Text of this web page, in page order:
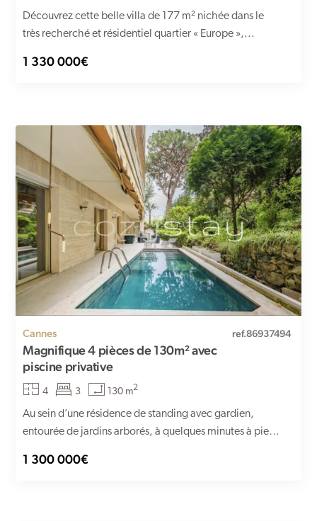
Découvrez cette belle villa de 177 m² nichée dans le
très recherché et résidentiel quartier « Europe »,...
1 330 000€
Cannes ref.86937494
Magnifique 4 pièces de 130m² avec
piscine privative
4 3 130 m2
Au sein d’une résidence de standing avec gardien,
entourée de jardins arborés, à quelques minutes à pied
1 300 000€